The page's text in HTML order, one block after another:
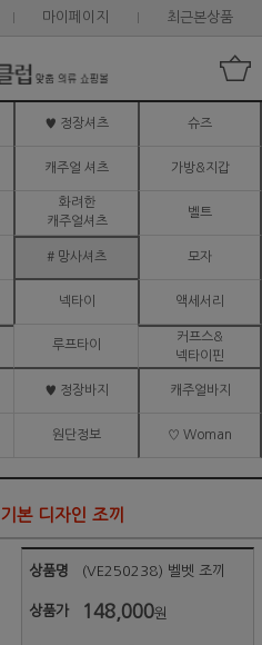
마이페이지 최근본상품
♥ 정장셔츠 슈즈
캐주얼 셔츠 가방&지갑
화려한
캐주얼셔츠
벨트
# 망사셔츠 모자
넥타이 액세서리
루프타이
커프스&
넥타이핀
♥ 정장바지 캐주얼바지
원단정보 ♡ Woman
기본 디자인 조끼
상품명 (VE250238) 벨벳 조끼
상품가 148,000원